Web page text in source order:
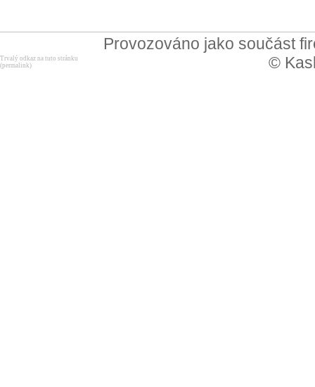
Provozováno jako součást
©
Trvalý odkaz na tuto stránku
(permalink)